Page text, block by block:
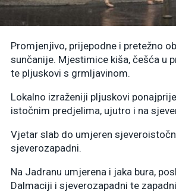
Promjenjivo, prijepodne i pretežno
sunčanije. Mjestimice kiša, češća u
te pljuskovi s grmljavinom.
Lokalno izraženiji pljuskovi
istočnim predjelima, ujutro i na
Vjetar slab do umjeren
sjeverozapadni.
Na Jadranu umjerena i jaka bura,
Dalmaciji i sjeverozapadni te